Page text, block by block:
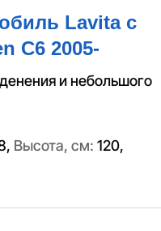
Lavita с
C6 2005-
и небольшого
, Высота, см: 120,